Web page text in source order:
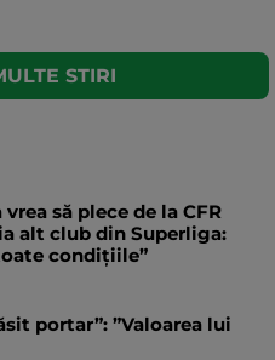
STIRI
să plece de la CFR
alt club din Superliga:
condițiile”
portar”: ”Valoarea lui